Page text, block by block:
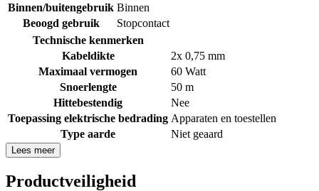
Binnen/buitengebruik Binnen
Beoogd gebruik
Stopcontact
Technische kenmerken
Kabeldikte
2x 0,75 mm
Maximaal vermogen
60 Watt
Snoerlengte
50 m
Hittebestendig
Nee
Toepassing elektrische bedrading Apparaten en toestellen
Type aarde
Niet geaard
Lees meer
Productveiligheid